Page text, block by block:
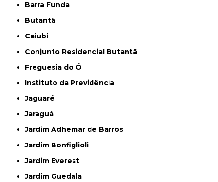
Barra Funda
Butantã
Caiubi
Conjunto Residencial Butantã
Freguesia do Ó
Instituto da Previdência
Jaguaré
Jaraguá
Jardim Adhemar de Barros
Jardim Bonfiglioli
Jardim Everest
Jardim Guedala